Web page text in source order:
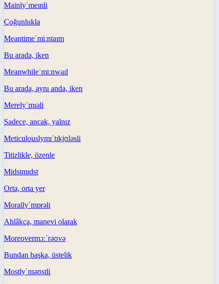
Mainlyˈmeɪnli
Çoğunlukla
Meantimeˈmiːntaɪm
Bu arada, iken
Meanwhileˈmiːnwaɪl
Bu arada, aynı anda, iken
Merelyˈmɪəli
Sadece, ancak, yalnız
Meticulouslymɪˈtɪkjʊləsli
Titizlikle, özenle
Midstmɪdst
Orta, orta yer
Morallyˈmɒrəli
Ahlâkça, manevi olarak
Moreovermɔːˈrəʊvə
Bundan başka, üstelik
Mostlyˈməʊstli